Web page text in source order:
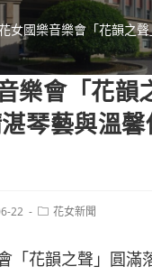
女國樂音樂會「花韻之
樂會「花韻
琴藝與溫
22
Post花女新聞
「花韻之聲」圓滿